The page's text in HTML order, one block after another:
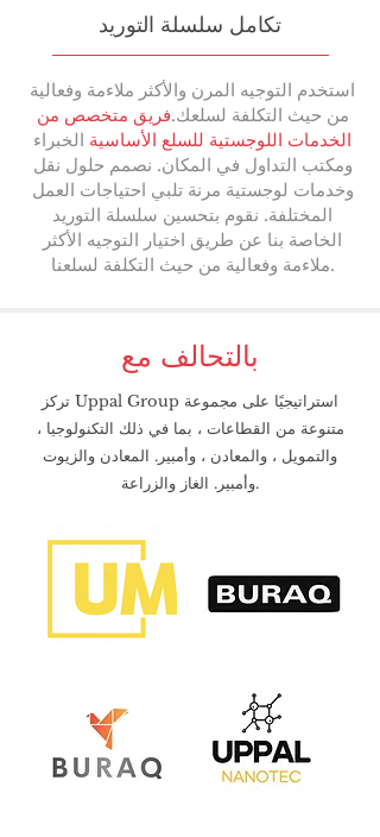
تكامل سلسلة التوريد
استخدم التوجيه المرن والأكثر ملاءمة وفعالية
من حيث التكلفة لسلعك.فريق متخصص من
الخدمات اللوجستية للسلع الأساسية الخبراء
ومكتب التداول في المكان. نصمم حلول نقل
وخدمات لوجستية مرنة تلبي احتياجات العمل
المختلفة. نقوم بتحسين سلسلة التوريد
الخاصة بنا عن طريق اختيار التوجيه الأكثر
ملاءمة وفعالية من حيث التكلفة لسلعنا.
بالتحالف مع
تركز Uppal Group استراتيجيًا على مجموعة
متنوعة من القطاعات ، بما في ذلك التكنولوجيا ،
والتمويل ، والمعادن ، وأمبير. المعادن والزيوت
وأمبير. الغاز والزراعة.